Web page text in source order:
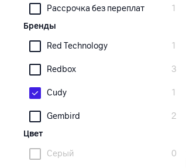
Рассрочка без переплат
1
Бренды
Red Technology
1
Redbox 3
Cudy 1
Gembird
2
Цвет
Серый
0